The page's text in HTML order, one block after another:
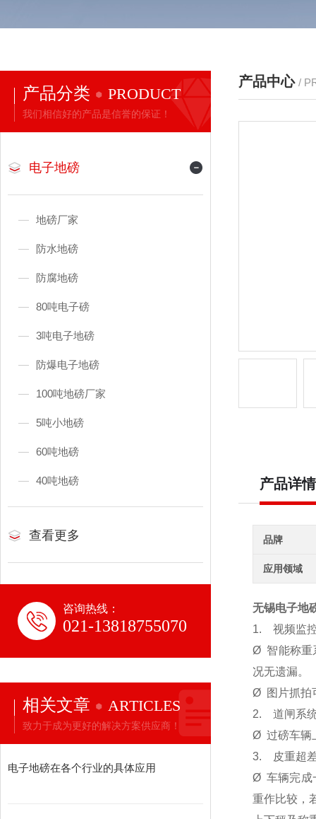
产品分类 PRODUCT
我们相信好的产品是信誉的保证！
电子地磅
地磅厂家
防水地磅
防腐地磅
80吨电子磅
3吨电子地磅
防爆电子地磅
100吨地磅厂家
5吨小地磅
60吨地磅
40吨地磅
查看更多
咨询热线：
021-13818755070
相关文章 ARTICLES
致力于成为更好的解决方案供应商！
电子地磅在各个行业的具体应用
产品中心 /
产品详情
品牌
应用领域
无锡电子地
1. 视频监
Ø 智能称重
况无遗漏。
Ø 图片抓拍
2. 道闸系
Ø 过磅车辆
3.
皮重超
Ø车辆完成
重作比较，